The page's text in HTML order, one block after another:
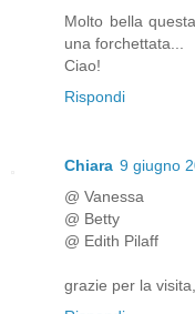
Molto bella
una forchettata...
Ciao!
Rispondi
Chiara 9 giugno
@ Vanessa
@ Betty
@ Edith Pilaff
grazie per la